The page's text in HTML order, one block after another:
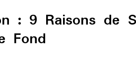
: 9 Raisons de
Fond